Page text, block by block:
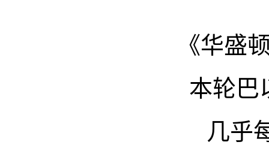
《华盛
本轮巴
几乎